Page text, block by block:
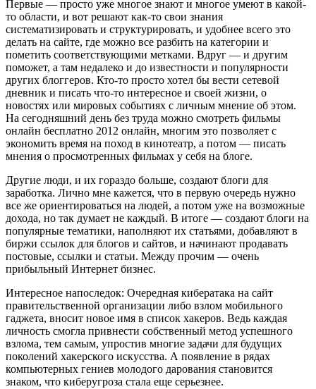
Первые — просто уже многое знают и многое умеют в какой-
то области, и вот решают как-то свои знания
систематизировать и структурировать, и удобнее всего это
делать на сайте, где можно все разбить на категории и
пометить соответствующими метками. Вдруг — и другим
поможет, а там недалеко и до известности и популярности
других блоггеров. Кто-то просто хотел бы вести сетевой
дневник и писать что-то интересное и своей жизни, о
новостях или мировых событиях с личным мнение об этом.
На сегодняшний день без труда можно смотреть фильмы
онлайн бесплатно 2012 онлайн, многим это позволяет с
экономить время на поход в кинотеатр, а потом — писать
мнения о просмотренных фильмах у себя на блоге.
Другие люди, и их гораздо больше, создают блоги для
заработка. Лично мне кажется, что в первую очередь нужно
все же ориентироваться на людей, а потом уже на возможные
дохода, но так думает не каждый. В итоге — создают блоги на
популярные тематики, наполняют их статьями, добавляют в
биржи ссылок для блогов и сайтов, и начинают продавать
постовые, ссылки и статьи. Между прочим — очень
прибыльный Интернет бизнес.
Интересное напоследок: Очередная кибератака на сайт
правительственной организации либо взлом мобильного
гаджета, вносит новое имя в список хакеров. Ведь каждая
личность смогла привнести собственный метод успешного
взлома, тем самым, упростив многие задачи для будущих
поколений хакерского искусства. А появление в рядах
компьютерных гениев молодого дарования становится
знаком, что киберугроза стала еще серьезнее.